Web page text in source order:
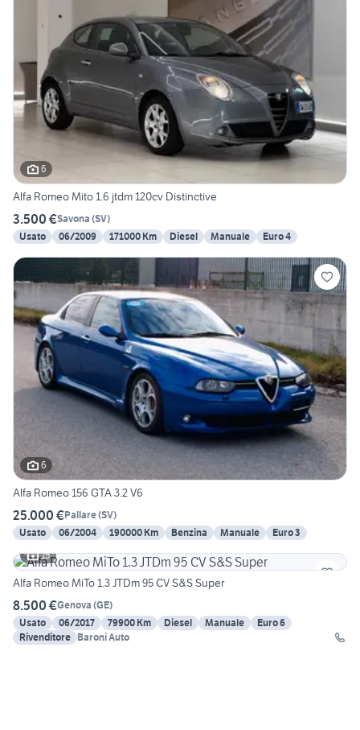
6
Alfa Romeo Mito 1.6 jtdm 120cv Distinctive
3.500 €Savona (SV)
Usato
06/2009 171000 Km Diesel Manuale Euro 4
6
Alfa Romeo 156 GTA 3.2 V6
25.000 €Pallare(SV)
Usato
06/2004 190000 Km Benzina Manuale
Euro 3
15
Alfa Romeo MiTo 1.3 JTDm 95 CV S&S Super
8.500 €Genova (GE)
Usato
06/2017 79900 Km Diesel Manuale
Euro 6
Rivenditore Baroni Auto